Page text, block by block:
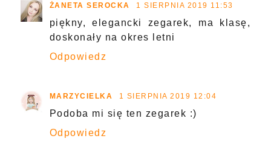
ŻANETA SEROCKA 1 SIERPNIA 2019 11:53
piękny, elegancki zegarek, ma klasę,
doskonały na okres letni
Odpowiedz
MARZYCIELKA 1 SIERPNIA 2019 12:04
Podoba mi się ten zegarek :)
Odpowiedz